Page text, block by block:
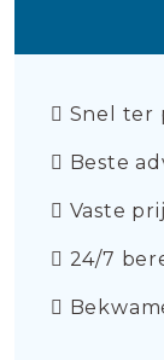
Snel ter
Beste
Vaste
24/7